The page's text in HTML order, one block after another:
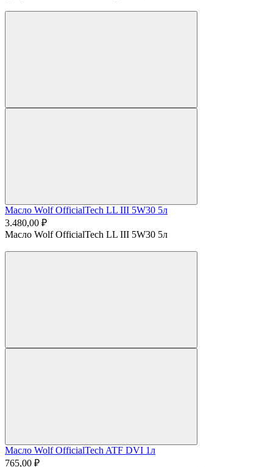
Масло Wolf OfficialTech LL III 5W30 5л
3.480,00 ₽
Масло Wolf OfficialTech LL III 5W30 5л
Масло Wolf OfficialTech ATF DVI 1л
765,00 ₽